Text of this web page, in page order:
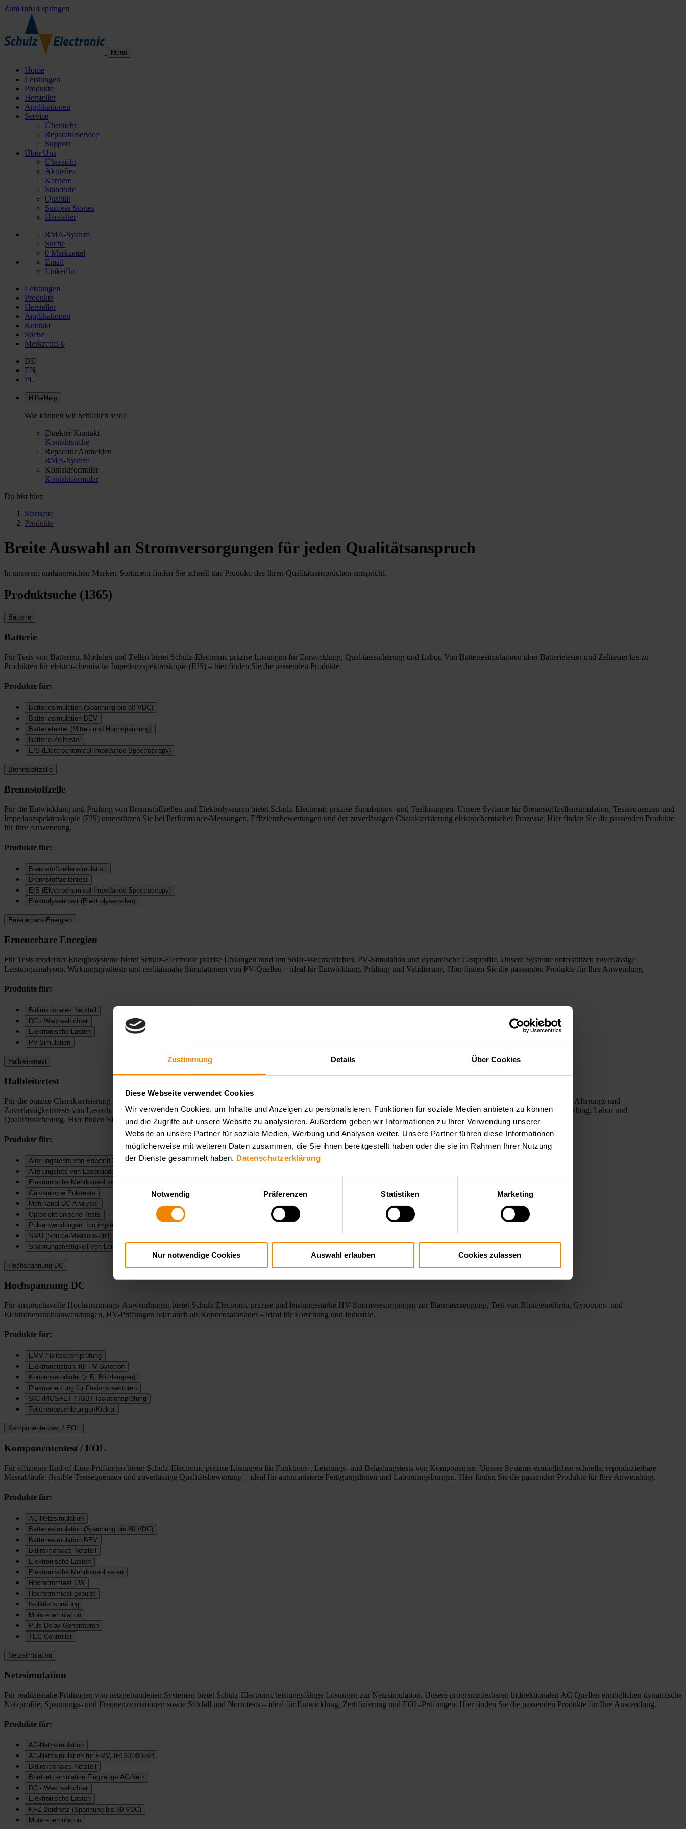
Zustimmung Details Über Cookies
Diese Webseite verwendet Cookies
Wir verwenden Cookies, um Inhalte und Anzeigen zu personalisieren, Funktionen für soziale Medien anbieten zu können
und die Zugriffe auf unsere Website zu analysieren. Außerdem geben wir Informationen zu Ihrer Verwendung unserer
Website an unsere Partner für soziale Medien, Werbung und Analysen weiter. Unsere Partner führen diese Informationen
möglicherweise mit weiteren Daten zusammen, die Sie ihnen bereitgestellt haben oder die sie im Rahmen Ihrer Nutzung
der Dienste gesammelt haben. Datenschutzerklärung
Einwilligungsauswahl
Notwendig
Präferenzen Statistiken Marketing
Nur notwendige Cookies Auswahl erlauben Cookies zulassen
Zum Inhalt springen
Menü
Home
Leistungen
Produkte
Hersteller
Applikationen
Service
Übersicht
Reparaturservice
Support
Über Uns
Übersicht
Aktuelles
Karriere
Standorte
Qualität
Success Stories
Hersteller
RMA-System
Suche
0 Merkzettel
Email
LinkedIn
Leistungen
Produkte
Hersteller
Applikationen
Kontakt
Suche
Merkzettel 0
DE
EN
PL
Hilfe/Help
Wie können wir behilflich sein?
Direkter Kontakt
Kontaktsuche
Reparatur Anmelden
RMA-System
Kontaktformular
Kontaktformular
Du bist hier:
Startseite
Produkte
Breite Auswahl an Stromversorgungen für jeden Qualitätsanspruch
In unserem umfangreichen Marken-Sortiment finden Sie schnell das Produkt, das Ihren Qualitätsansprüchen entspricht.
Produktsuche (1365)
Batterie
Batterie
Für Tests von Batterien, Modulen und Zellen bietet Schulz-Electronic präzise Lösungen für Entwicklung, Qualitätssicherung und Labor. Von Batteriesimulatoren über Batterietester und Zelltester bis zu
Produkten für elektro-chemische Impedanzspektroskopie (EIS) – hier finden Sie die passenden Produkte.
Produkte für:
Batteriesimulation (Spannung bis 80 VDC)
Batteriesimulation BEV
Batterietester (Mittel- und Hochspannung)
Batterie-Zelltester
EIS (Electrochemical Impedance Spectroscopy)
Brennstoffzelle
Brennstoffzelle
Für die Entwicklung und Prüfung von Brennstoffzellen und Elektrolyseuren bietet Schulz-Electronic präzise Simulations- und Testlösungen. Unsere Systeme für Brennstoffzellensimulation, Testsequenzen und
Impedanzspektroskopie (EIS) unterstützen Sie bei Performance-Messungen, Effizienzbewertungen und der zuverlässigen Charakterisierung elektrochemischer Prozesse. Hier finden Sie die passenden Produkte
für Ihre Anwendung.
Produkte für:
Brennstoffzellensimulation
Brennstoffzellentest
EIS (Electrochemical Impedance Spectroscopy)
Elektrolyseurtest (Elektrolysezellen)
Erneuerbare Energien
Erneuerbare Energien
Für Tests moderner Energiesysteme bietet Schulz-Electronic präzise Lösungen rund um Solar-Wechselrichter, PV-Simulation und dynamische Lastprofile. Unsere Systeme unterstützen zuverlässige
Leistungsanalysen, Wirkungsgradtests und realitätsnahe Simulationen von PV-Quellen – ideal für Entwicklung, Prüfung und Validierung. Hier finden Sie die passenden Produkte für Ihre Anwendung.
Produkte für:
Bidirektionales Netzteil
DC - Wechselrichter
Elektronische Lasten
PV-Simulation
Halbleitertest
Halbleitertest
Für die präzise Charakterisierung moderner Halbleiter bietet Schulz Electronic leistungsfähige Lösungen für SMU Messungen, Pulsanwendungen, optoelektronische Tests sowie Alterungs und
Zuverlässigkeitstests von Laserdioden. Unsere Systeme ermöglichen exakte Parametererfassung, schnelle Pulsprofile und reproduzierbare Langzeitmessungen – ideal für Entwicklung, Labor und
Qualitätssicherung. Hier finden Sie die passenden Produkte für Ihre Anwendung.
Produkte für:
Alterungstests von Power-IC's, DC-DC-Modulen
Alterungstets von Laserdioden, LED, Dioden
Elektronische Mehrkanal-Lasten
Galvanische Pulstests
Mehrkanal DC-Analyser
Optoelektronische Tests
Pulsanwendungen: Ion implantation, Laserpumpen, Galvanisierung
SMU (Source-Measure-Unit)
Spannungsfestigkeit von Leistungshalbleitern
Hochspannung DC
Hochspannung DC
Für anspruchsvolle Hochspannungs-Anwendungen bietet Schulz-Electronic präzise und leistungsstarke HV-Stromversorgungen zur Plasmaerzeugung, Test von Röntgenröhren, Gyrotrons- und
Elektronenstrahlanwendungen, HV-Prüfungen oder auch als Kondensatorlader – ideal für Forschung und Industrie.
Produkte für:
EMV / Blitzstromprüfung
Elektronenstrahl für HV-Gyrotron
Kondensatorlader (z.B. Blitzlampen)
Plasmaheizung für Fusionsreaktoren
SIC /MOSFET / IGBT Isolationsprüfung
Teilchenbeschleuniger/Kicker
Komponententest / EOL
Komponententest / EOL
Für effiziente End-of-Line-Prüfungen bietet Schulz-Electronic präzise Lösungen für Funktions-, Leistungs- und Belastungstests von Komponenten. Unsere Systeme ermöglichen schnelle, reproduzierbare
Messabläufe, flexible Testsequenzen und zuverlässige Qualitätsbewertung – ideal für automatisierte Fertigungslinien und Laborumgebungen. Hier finden Sie die passenden Produkte für Ihre Anwendung.
Produkte für:
AC-Netzsimulation
Batteriesimulation (Spannung bis 80 VDC)
Batteriesimulation BEV
Bidirektionales Netzteil
Elektronische Lasten
Elektronische Mehrkanal-Lasten
Hochstromtest CW
Hochstromtest gepulst
Isolationsprüfung
Motorenemulation
Puls-Delay-Generatoren
TEC-Controller
Netzsimulation
Netzsimulation
Für realitätsnahe Prüfungen von netzgebundenen Systemen bietet Schulz-Electronic leistungsfähige Lösungen zur Netzsimulation. Unsere programmierbaren bidirektionalen AC Quellen ermöglichen dynamische
Netzprofile, Spannungs- und Frequenzvariationen sowie Störfall und Normtests – ideal für Entwicklung, Zertifizierung und EOL-Prüfungen. Hier finden Sie die passenden Produkte für Ihre Anwendung.
Produkte für:
AC-Netzsimulation
AC-Netzsimulation für EMV, IEC61000-3/4
Bidirektionales Netzteil
Bordnetzsimulation Flugzeuge AC-Netz
DC - Wechselrichter
Elektronische Lasten
KFZ-Bordnetz (Spannung bis 80 VDC)
Motorenemulation